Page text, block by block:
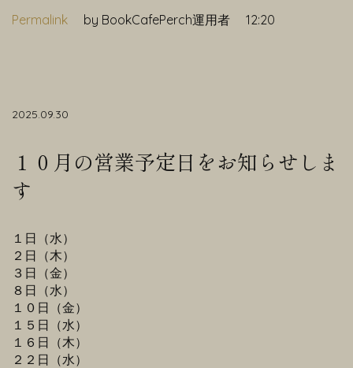
Permalink by BookCafePerch運用者 12:20
2025.09.30
１０月の営業予定日をお知らせしま
す
１日（水）
２日（木）
３日（金）
８日（水）
１０日（金）
１５日（水）
１６日（木）
２２日（水）